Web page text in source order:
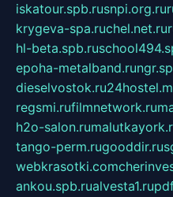
iskatour.spb.rusnpi.org.ru
krygeva-spa.ruchel.net.ru
hl-beta.spb.ru
epoha-metalband.ru
dieselvostok.ru
regsmi.rufilmnetwork.ru
h2o-salon.ru
tango-perm.rugooddir.ru
webkrasotki.com
ankou.spb.rualvesta1.ru